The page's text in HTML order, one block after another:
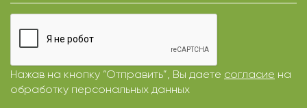
Нажав на кнопку “Отправить”, Вы даете согласие на
обработку персональных данных